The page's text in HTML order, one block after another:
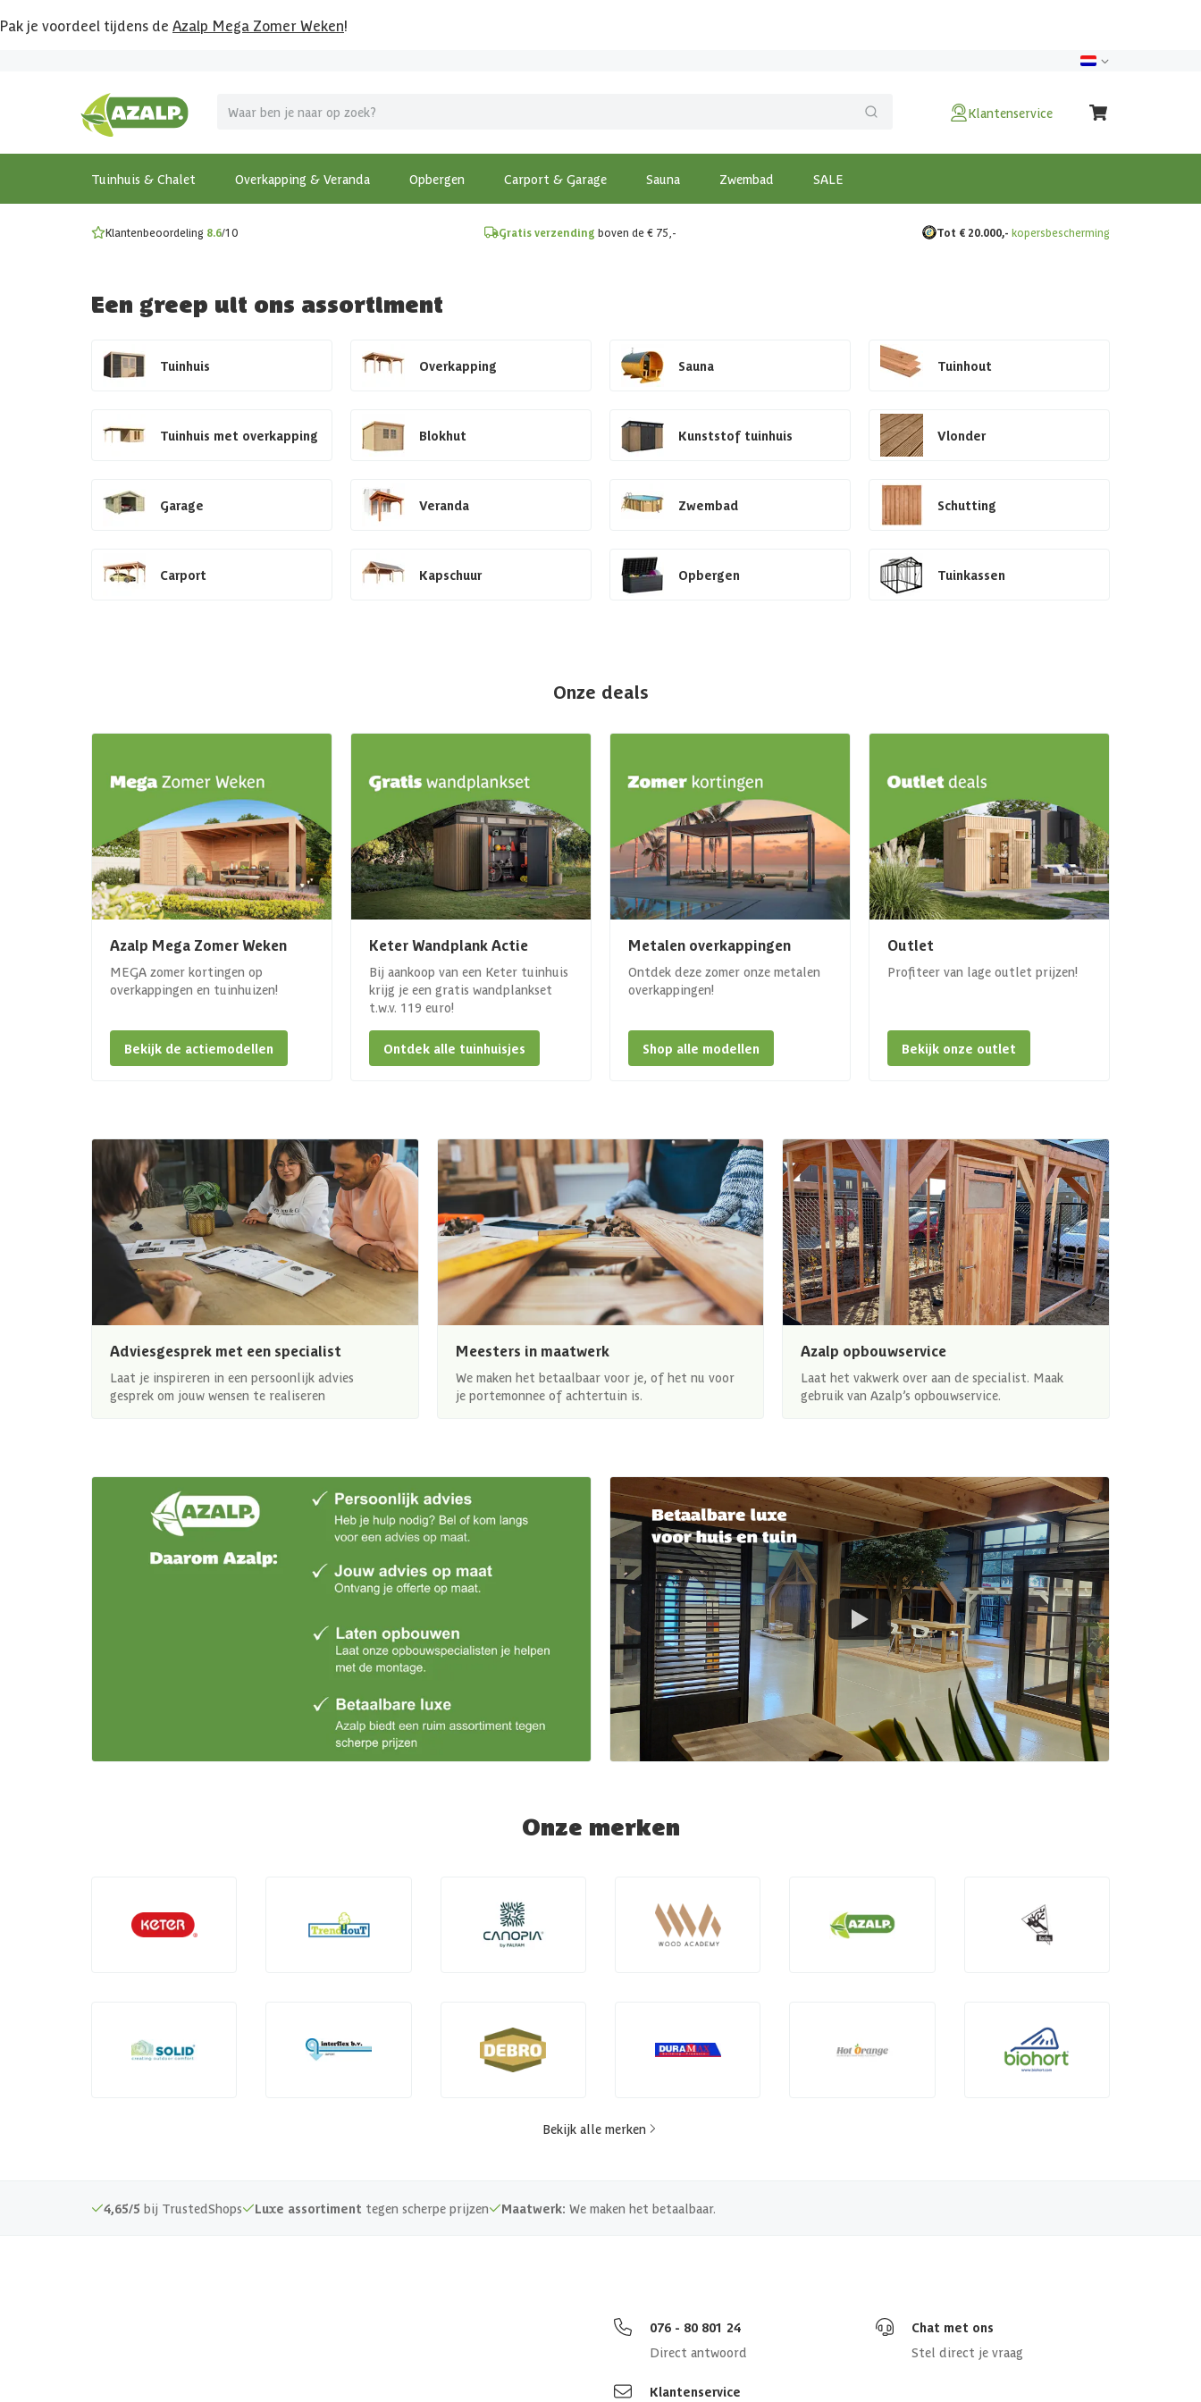
Pak je voordeel tijdens de Azalp Mega Zomer Weken!
Klantenservice
Tuinhuis & Chalet Overkapping & Veranda Opbergen Carport & Garage Sauna Zwembad SALE
MEGA zomer kortingen op overkappingen en tuinhuizen!
Bekijk de actiemodellen
Gratis wandplankset
Ontdek onze metalen overkappingen
Klantenbeoordeling 8.6/10 Gratis verzending boven de € 75,- Tot € 20.000,- kopersbescherming
Een greep uit ons assortiment
Tuinhuis Overkapping Sauna Tuinhout
Tuinhuis met overkapping Blokhut Kunststof tuinhuis Vlonder
Garage Veranda Zwembad Schutting
Carport Kapschuur Opbergen Tuinkassen
Onze deals
Azalp Mega Zomer Weken
MEGA zomer kortingen op
overkappingen en tuinhuizen!
Bekijk de actiemodellen
Keter Wandplank Actie
Bij aankoop van een Keter tuinhuis
krijg je een gratis wandplankset
t.w.v. 119 euro!
Ontdek alle tuinhuisjes
Metalen overkappingen
Ontdek deze zomer onze metalen
overkappingen!
Shop alle modellen
Outlet
Profiteer van lage outlet prijzen!
Bekijk onze outlet
Adviesgesprek met een specialist
Laat je inspireren in een persoonlijk advies
gesprek om jouw wensen te realiseren
Meesters in maatwerk
We maken het betaalbaar voor je, of het nu voor
je portemonnee of achtertuin is.
Azalp opbouwservice
Laat het vakwerk over aan de specialist. Maak
gebruik van Azalp’s opbouwservice.
Onze merken
Bekijk alle merken
4,65/5 bij TrustedShops Luxe assortiment tegen scherpe prijzen Maatwerk: We maken het betaalbaar.
076 - 80 801 24
Direct antwoord
Chat met ons
Stel direct je vraag
Klantenservice